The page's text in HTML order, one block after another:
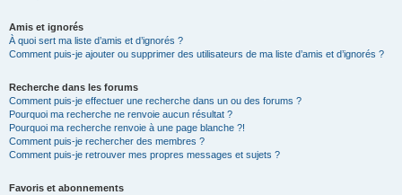
Amis et ignorés
À quoi sert ma liste d’amis et d’ignorés ?
Comment puis-je ajouter ou supprimer des utilisateurs de ma liste d’amis et d’ignorés ?
Recherche dans les forums
Comment puis-je effectuer une recherche dans un ou des forums ?
Pourquoi ma recherche ne renvoie aucun résultat ?
Pourquoi ma recherche renvoie à une page blanche ?!
Comment puis-je rechercher des membres ?
Comment puis-je retrouver mes propres messages et sujets ?
Favoris et abonnements